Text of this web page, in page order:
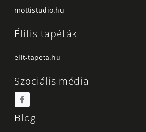
mottistudio.hu
Élitis tapéták
elit-tapeta.hu
Szociális média
Blog